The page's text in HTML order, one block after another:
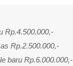
Rp.4.500.000,-
Rp.2.500.000,-
baru Rp.6.000.000,-